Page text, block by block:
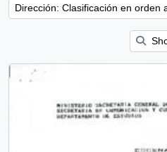
Dirección: Clasificación en orden